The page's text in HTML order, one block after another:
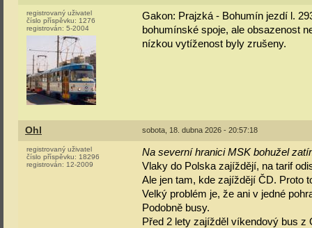
registrovaný uživatel
číslo příspěvku: 1276
registrován: 5-2004
Gakon: Prajzká - Bohumín jezdí l.
bohumínské spoje, ale obsazenost
nízkou vytíženost byly zrušeny.
Ohl sobota, 18. dubna 2026 - 20:57:18
registrovaný uživatel
číslo příspěvku: 18296
registrován: 12-2009
Na severní hranici MSK bohužel
Vlaky do Polska zajíždějí, na tarif
Ale jen tam, kde zajíždějí ČD. Proto
Velký problém je, že ani v jedné
Podobně busy.
Před 2 lety zajížděl víkendový bus